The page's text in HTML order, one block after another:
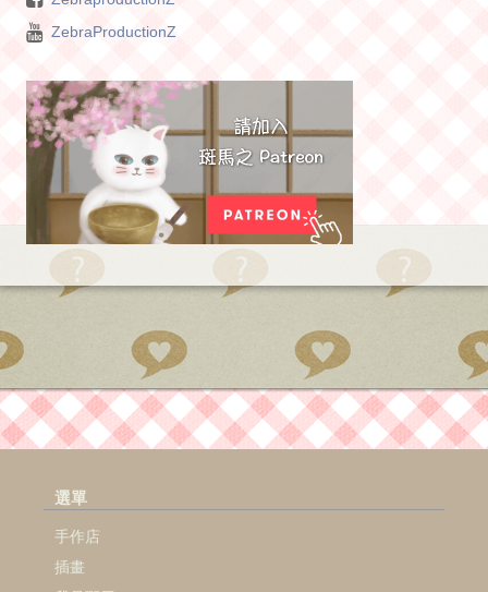
ZebraProductionZ
選單
手作店
插畫